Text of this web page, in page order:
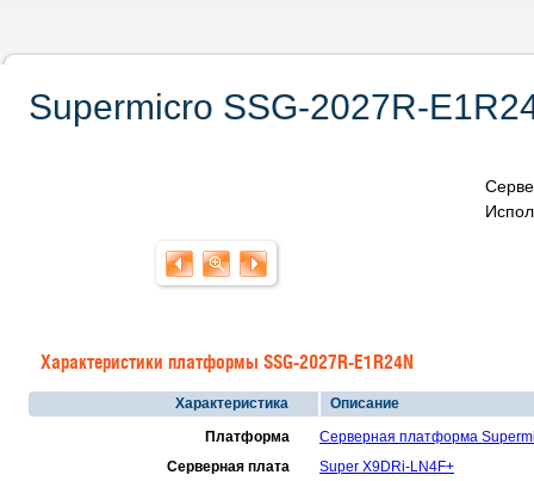
Supermicro SSG-2027R-
Характеристики платформы SSG-2027R-E1R24N
Характеристика
Описание
Платформа
Серверная платформа
Серверная плата
Super X9DRi-LN4F+